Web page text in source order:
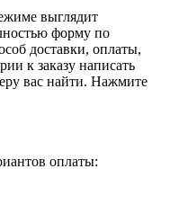
выглядит
форму по
доставки, оплаты,
к заказу написать
вас найти. Нажмите
оплаты: